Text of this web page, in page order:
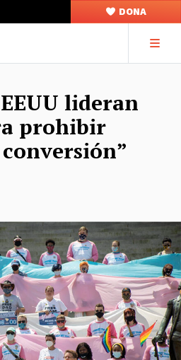
DONA
lideran
prohibir